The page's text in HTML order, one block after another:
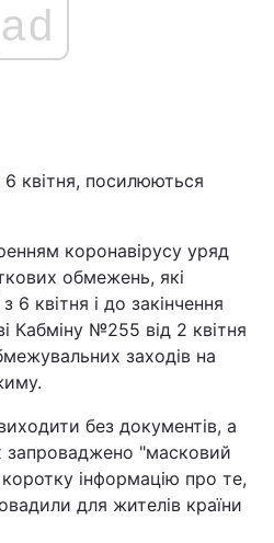
ad
6 квітня, посилюються
коронавірусу уряд
обмежень, які
6 квітня і до закінчення
Кабміну №255 від 2 квітня
заходів на
без документів, а
запроваджено "масковий
інформацію про те,
для жителів країни